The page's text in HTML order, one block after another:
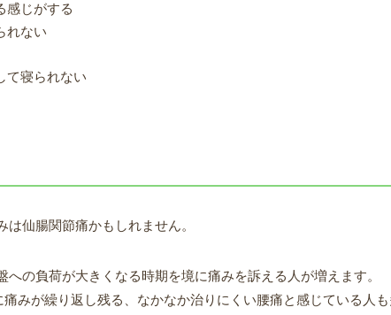
感じがする
れない
て寝られない
仙腸関節痛かもしれません。
の負荷が大きくなる時期を境に痛みを訴える人が増えます。
みが繰り返し残る、なかなか治りにくい腰痛と感じている人